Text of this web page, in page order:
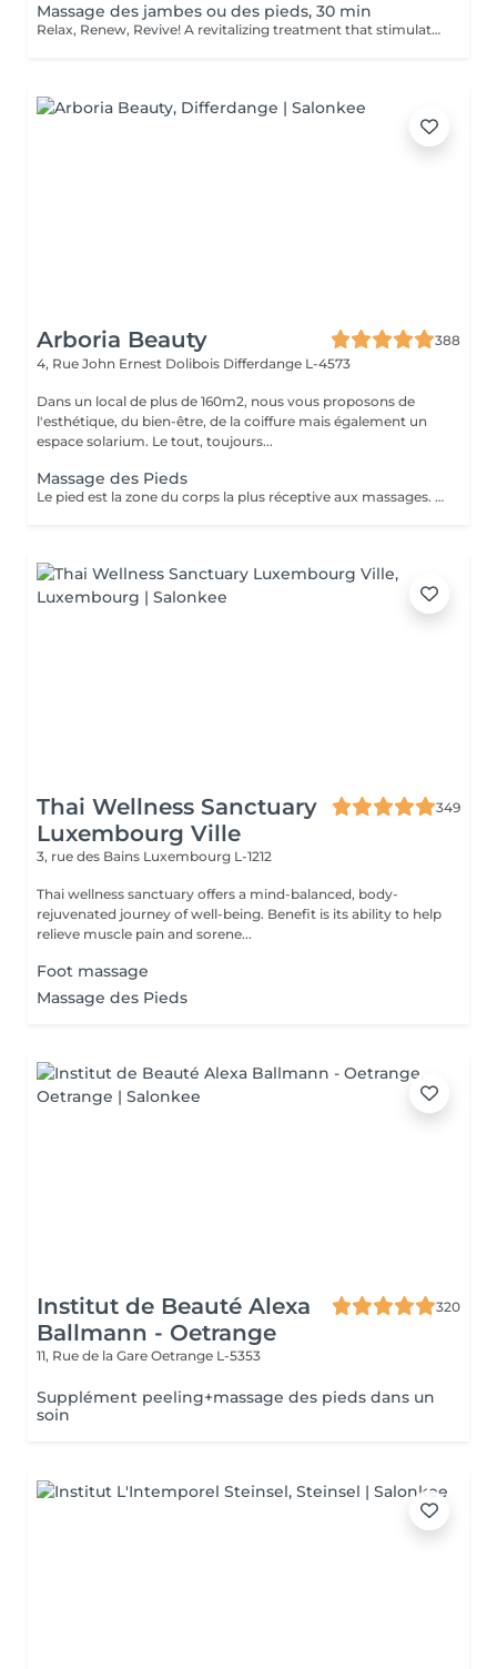
Massage des jambes ou des pieds, 30 min
Relax, Renew, Revive! A revitalizing treatment that stimulates circulation, reduces fluid retention, and relieves muscle fatigue. Ideal for clients who spend long hours standing, exercising, or traveling. Light or firm pressure can be tailored to your needs. Age restrictions: there are no age restrictions for this procedure. Post procedure recommendations: do not do sport and any sharp movements for 2-3 hours after the procedure. Frequency: 1-2 times per week, 10 times in total. Repeat once in 3-6 months.
Arboria Beauty
388
4, Rue John Ernest Dolibois Differdange L-4573
Dans un local de plus de 160m2, nous vous proposons de
l'esthétique, du bien-être, de la coiffure mais également un
espace solarium. Le tout, toujours...
Massage des Pieds
Le pied est la zone du corps la plus réceptive aux massages. Nos pieds nous supportent au quotidien et nous oublions souvent d'en prendre soin. Ils sont composés de multiples terminaisons nerveuses qui influent sur l'ensemble de notre organisme. Quand nous avons mal aux pieds ne ressentons nous pas une grande fatigue ? Le massage des pieds stimule la circulation sanguine et permet d'évacuer le stress. Il active le drainage lymphatique et aide à l'élimination des toxines. Il procure bien être et détente. Senteurs aux choix: Fleur de Tiaré, Thé vert Jasmin, Rose Litchi, Cédra Passion
Thai Wellness Sanctuary
Luxembourg Ville
349
3, rue des Bains Luxembourg L-1212
Thai wellness sanctuary offers a mind-balanced, body-
rejuvenated journey of well-being. Benefit is its ability to help
relieve muscle pain and sorene...
Foot massage
Massage des Pieds
Institut de Beauté Alexa
Ballmann - Oetrange
320
11, Rue de la Gare Oetrange L-5353
Supplément peeling+massage des pieds dans un
soin